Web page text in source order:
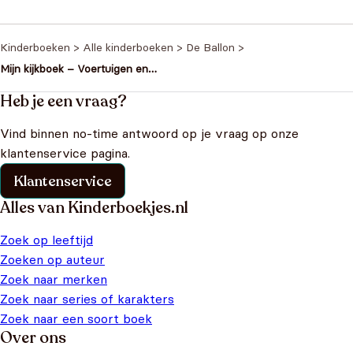
Kinderboeken > Alle kinderboeken > De Ballon >
Mijn kijkboek – Voertuigen en
Heb je een vraag?
Vind binnen no-time antwoord op je vraag op onze
klantenservice pagina.
Klantenservice
Alles van Kinderboekjes.nl
Zoek op leeftijd
Zoeken op auteur
Zoek naar merken
Zoek naar series of karakters
Zoek naar een soort boek
Over ons